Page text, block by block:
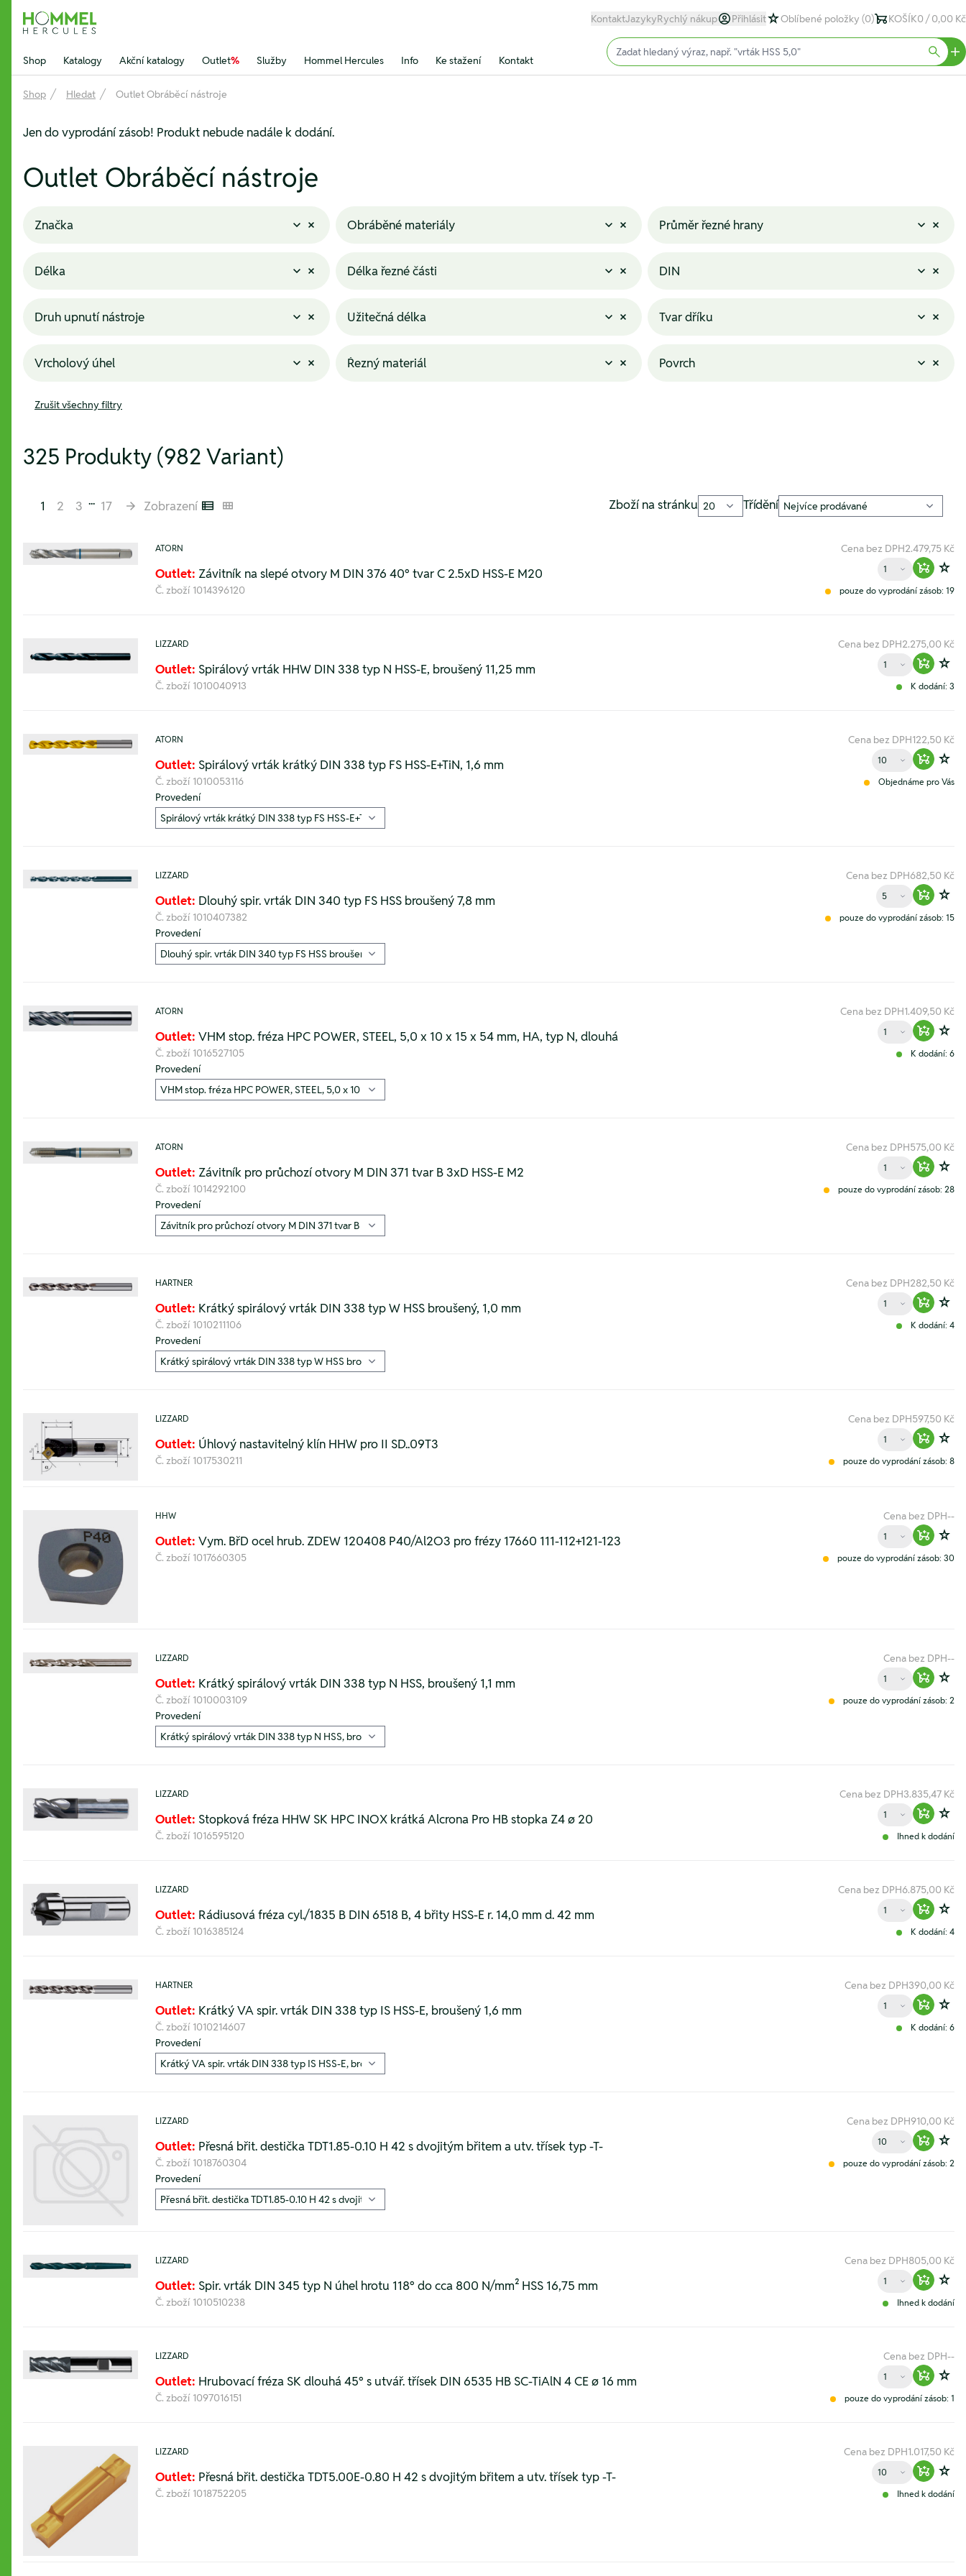
Hommel Hercules
KontaktJazykyRychlý nákup Přihlásit Oblíbené položky (0) KOŠÍK0 / 0,00 Kč
Shop Katalogy Akční katalogy Outlet% Služby Hommel Hercules Info Ke stažení Kontakt
Input (text)
Shop Hledat Outlet Obráběcí nástroje
Jen do vyprodání zásob! Produkt nebude nadále k dodání.
Outlet Obráběcí nástroje
Značka Obráběné materiály Průměr řezné hrany
Délka Délka řezné části DIN
Druh upnutí nástroje Užitečná délka Tvar dříku
Vrcholový úhel Řezný materiál Povrch
Zrušit všechny filtry
325 Produkty (982 Variant)
1 2 3 ... 17 Zobrazení Listenansicht
Kachelansicht Zboží na stránku Třídění
ATORN
Outlet: Závitník na slepé otvory M DIN 376 40° tvar C 2.5xD HSS-E M20
Č. zboží 1014396120
Cena bez DPH2.479,75 Kč
Množství
Zur
pouze do vyprodání zásob: 19
LIZZARD
Outlet: Spirálový vrták HHW DIN 338 typ N HSS-E, broušený 11,25 mm
Č. zboží 1010040913
Cena bez DPH2.275,00 Kč
Množství
Zur
K dodání: 3
ATORN
Outlet: Spirálový vrták krátký DIN 338 typ FS HSS-E+TiN, 1,6 mm
Č. zboží 1010053116
Provedení
Cena bez DPH122,50 Kč
Množství
Zur
Objednáme pro Vás
LIZZARD
Outlet: Dlouhý spir. vrták DIN 340 typ FS HSS broušený 7,8 mm
Č. zboží 1010407382
Provedení
Cena bez DPH682,50 Kč
Množství
Zur
pouze do vyprodání zásob: 15
ATORN
Outlet: VHM stop. fréza HPC POWER, STEEL, 5,0 x 10 x 15 x 54 mm, HA, typ N, dlouhá
Č. zboží 1016527105
Provedení
Cena bez DPH1.409,50 Kč
Množství
Zur
K dodání: 6
ATORN
Outlet: Závitník pro průchozí otvory M DIN 371 tvar B 3xD HSS-E M2
Č. zboží 1014292100
Provedení
Cena bez DPH575,00 Kč
Množství
Zur
pouze do vyprodání zásob: 28
HARTNER
Outlet: Krátký spirálový vrták DIN 338 typ W HSS broušený, 1,0 mm
Č. zboží 1010211106
Provedení
Cena bez DPH282,50 Kč
Množství
Zur
K dodání: 4
LIZZARD
Outlet: Úhlový nastavitelný klín HHW pro II SD..09T3
Č. zboží 1017530211
Cena bez DPH597,50 Kč
Množství
Zur
pouze do vyprodání zásob: 8
HHW
Outlet: Vym. BřD ocel hrub. ZDEW 120408 P40/Al2O3 pro frézy 17660 111-112+121-123
Č. zboží 1017660305
Cena bez DPH--
Množství
Zur
pouze do vyprodání zásob: 30
LIZZARD
Outlet: Krátký spirálový vrták DIN 338 typ N HSS, broušený 1,1 mm
Č. zboží 1010003109
Provedení
Cena bez DPH--
Množství
Zur
pouze do vyprodání zásob: 2
LIZZARD
Outlet: Stopková fréza HHW SK HPC INOX krátká Alcrona Pro HB stopka Z4 ø 20
Č. zboží 1016595120
Cena bez DPH3.835,47 Kč
Množství
Zur
Ihned k dodání
LIZZARD
Outlet: Rádiusová fréza cyl./1835 B DIN 6518 B, 4 břity HSS-E r. 14,0 mm d. 42 mm
Č. zboží 1016385124
Cena bez DPH6.875,00 Kč
Množství
Zur
K dodání: 4
HARTNER
Outlet: Krátký VA spir. vrták DIN 338 typ IS HSS-E, broušený 1,6 mm
Č. zboží 1010214607
Provedení
Cena bez DPH390,00 Kč
Množství
Zur
K dodání: 6
LIZZARD
Outlet: Přesná břit. destička TDT1.85-0.10 H 42 s dvojitým břitem a utv. třísek typ -T-
Č. zboží 1018760304
Provedení
Cena bez DPH910,00 Kč
Množství
Zur
pouze do vyprodání zásob: 2
LIZZARD
Outlet: Spir. vrták DIN 345 typ N úhel hrotu 118° do cca 800 N/mm² HSS 16,75 mm
Č. zboží 1010510238
Cena bez DPH805,00 Kč
Množství
Zur
Ihned k dodání
LIZZARD
Outlet: Hrubovací fréza SK dlouhá 45° s utvář. třísek DIN 6535 HB SC-TiAlN 4 CE ø 16 mm
Č. zboží 1097016151
Cena bez DPH--
Množství
Zur
pouze do vyprodání zásob: 1
LIZZARD
Outlet: Přesná břit. destička TDT5.00E-0.80 H 42 s dvojitým břitem a utv. třísek typ -T-
Č. zboží 1018752205
Cena bez DPH1.017,50 Kč
Množství
Zur
Ihned k dodání